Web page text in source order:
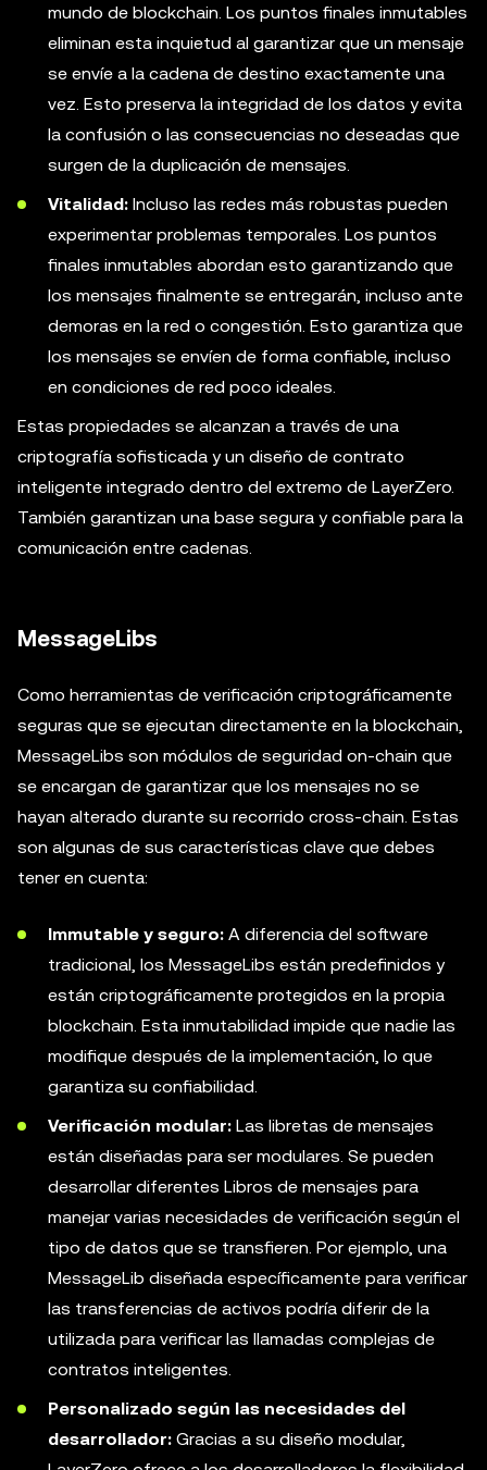
mundo de blockchain. Los puntos finales inmutables
eliminan esta inquietud al garantizar que un mensaje
se envíe a la cadena de destino exactamente una
vez. Esto preserva la integridad de los datos y evita
la confusión o las consecuencias no deseadas que
surgen de la duplicación de mensajes.
Vitalidad: Incluso las redes más robustas pueden
experimentar problemas temporales. Los puntos
finales inmutables abordan esto garantizando que
los mensajes finalmente se entregarán, incluso ante
demoras en la red o congestión. Esto garantiza que
los mensajes se envíen de forma confiable, incluso
en condiciones de red poco ideales.
Estas propiedades se alcanzan a través de una
criptografía sofisticada y un diseño de contrato
inteligente integrado dentro del extremo de LayerZero.
También garantizan una base segura y confiable para la
comunicación entre cadenas.
MessageLibs
Como herramientas de verificación criptográficamente
seguras que se ejecutan directamente en la blockchain,
MessageLibs son módulos de seguridad on-chain que
se encargan de garantizar que los mensajes no se
hayan alterado durante su recorrido cross-chain. Estas
son algunas de sus características clave que debes
tener en cuenta:
Immutable y seguro: A diferencia del software
tradicional, los MessageLibs están predefinidos y
están criptográficamente protegidos en la propia
blockchain. Esta inmutabilidad impide que nadie las
modifique después de la implementación, lo que
garantiza su confiabilidad.
Verificación modular: Las libretas de mensajes
están diseñadas para ser modulares. Se pueden
desarrollar diferentes Libros de mensajes para
manejar varias necesidades de verificación según el
tipo de datos que se transfieren. Por ejemplo, una
MessageLib diseñada específicamente para verificar
las transferencias de activos podría diferir de la
utilizada para verificar las llamadas complejas de
contratos inteligentes.
Personalizado según las necesidades del
desarrollador: Gracias a su diseño modular,